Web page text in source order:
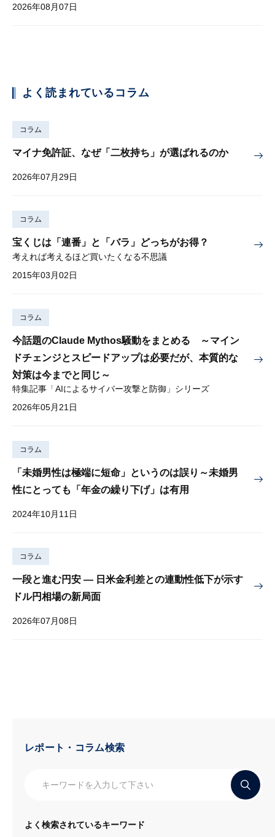
2026年08月07日
よく読まれているコラム
コラム
マイナ免許証、なぜ「二枚持ち」が選ばれるのか
2026年07月29日
コラム
宝くじは「連番」と「バラ」どっちがお得？
考えれば考えるほど買いたくなる不思議
2015年03月02日
コラム
今話題のClaude Mythos騒動をまとめる ～マイン
ドチェンジとスピードアップは必要だが、本質的な
対策は今までと同じ～
特集記事「AIによるサイバー攻撃と防御」シリーズ
2026年05月21日
コラム
「未婚男性は極端に短命」というのは誤り～未婚男
性にとっても「年金の繰り下げ」は有用
2024年10月11日
コラム
一段と進む円安 — 日米金利差との連動性低下が示す
ドル円相場の新局面
2026年07月08日
レポート・コラム検索
よく検索されているキーワード